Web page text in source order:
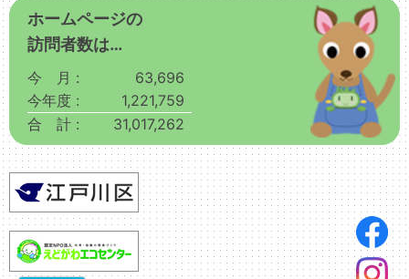
ホームページの
訪問者数は…
今 月 :
63,696
今年度 :
1,221,759
合 計 :
31,017,262